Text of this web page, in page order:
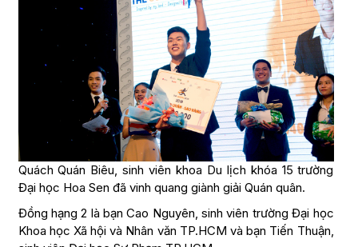
Quách Quán Biêu, sinh viên khoa Du lịch khóa 15 trường
Đại học Hoa Sen đã vinh quang giành giải Quán quân.
Đồng hạng 2 là bạn Cao Nguyên, sinh viên trường Đại học
Khoa học Xã hội và Nhân văn TP.HCM và bạn Tiến Thuận,